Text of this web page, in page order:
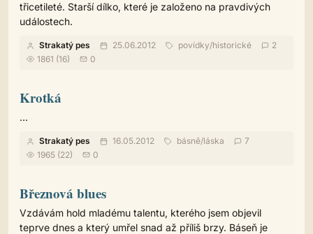
třicetileté. Starší dílko, které je založeno na pravdivých
událostech.
Strakatý pes 25.06.2012 povídky/historické
2
1861 (16)
0
Krotká
...
Strakatý pes 16.05.2012 básně/láska
7
1965 (22)
0
Březnová blues
Vzdávám hold mladému talentu, kterého jsem objevil
teprve dnes a který umřel snad až příliš brzy. Báseň je